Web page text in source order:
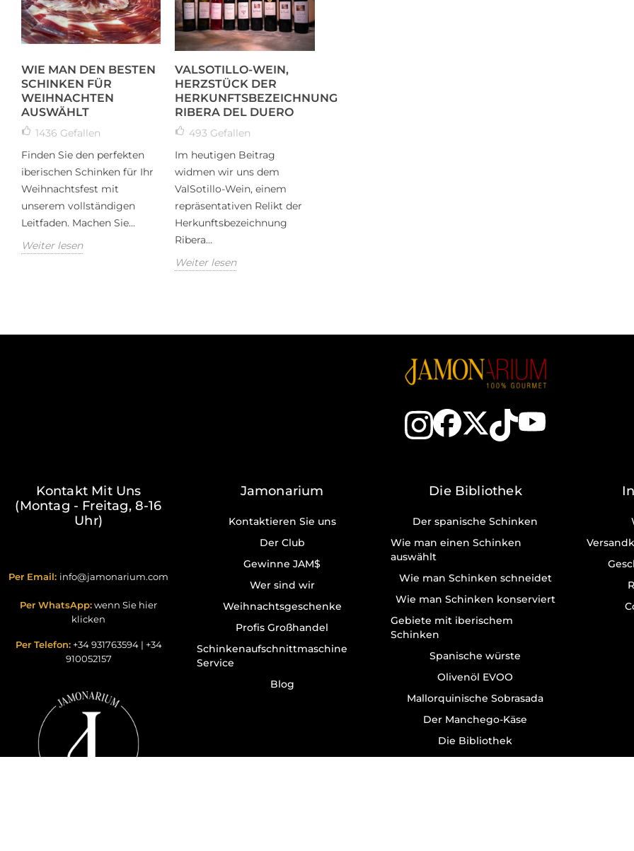
WIE MAN DEN BESTEN
SCHINKEN FÜR
WEIHNACHTEN
AUSWÄHLT
1436 Gefallen
Finden Sie den perfekten
iberischen Schinken für Ihr
Weihnachtsfest mit
unserem vollständigen
Leitfaden. Machen Sie...
Weiter lesen
VALSOTILLO-WEIN,
HERZSTÜCK DER
HERKUNFTSBEZEICHNUNG
RIBERA DEL DUERO
493 Gefallen
Im heutigen Beitrag
widmen wir uns dem
ValSotillo-Wein, einem
repräsentativen Relikt der
Herkunftsbezeichnung
Ribera...
Weiter lesen
Kontakt Mit Uns
(Montag - Freitag, 8-16
Uhr)
Per Email: info@jamonarium.com
Per WhatsApp:wenn Sie hier
klicken
Per Telefon: +34 931763594| +34
910052157
Jamonarium
Kontaktieren Sie uns
Der Club
Gewinne JAM$
Wer sind wir
Weihnachtsgeschenke
Profis Großhandel
Schinkenaufschnittmaschine
Service
Blog
Die Bibliothek
Der spanische Schinken
Wie man einen Schinken
auswählt
Wie man Schinken schneidet
Wie man Schinken konserviert
Gebiete mit iberischem
Schinken
Spanische würste
Olivenöl EVOO
Mallorquinische Sobrasada
Der Manchego-Käse
Die Bibliothek